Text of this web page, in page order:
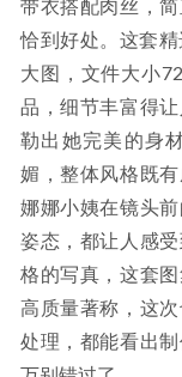
带衣搭配肉丝，
恰到好处。这套
大图，文件大小
品，细节丰富得
勒出她完美的身
媚，整体风格既
娜娜小姨在镜头
姿态，都让人感
格的写真，这套
高质量著称，这
处理，都能看出